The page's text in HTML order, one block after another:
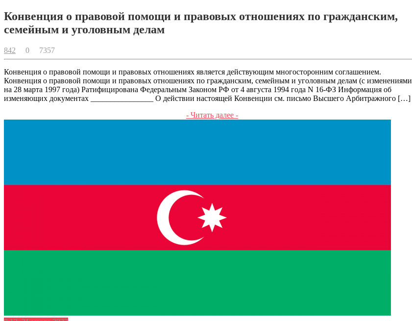
Конвенция о правовой помощи и правовых отношениях по гражданским,
семейным и уголовным делам
842 0 7357
Конвенция о правовой помощи и правовых отношениях является действующим многосторонним соглашением.
Конвенция о правовой помощи и правовых отношениях по гражданским, семейным и уголовным делам (с изменениями
на 28 марта 1997 года) Ратифицирована Федеральным Законом РФ от 4 августа 1994 года N 16-ФЗ Информация об
изменяющих документах ________________ О действии настоящей Конвенции см. письмо Высшего Арбитражного […]
- Читать далее -